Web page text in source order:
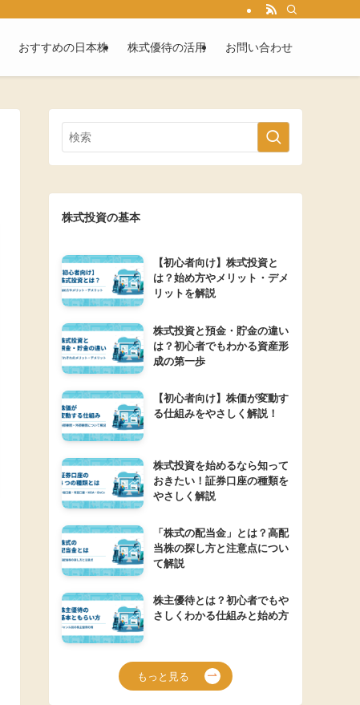
おすすめの日本株 株式優待の活用 お問い合わせ
株式投資の基本
【初心者向け】株式投資と
は？始め方やメリット・デメ
リットを解説
株式投資と預金・貯金の違い
は？初心者でもわかる資産形
成の第一歩
【初心者向け】株価が変動す
る仕組みをやさしく解説！
株式投資を始めるなら知って
おきたい！証券口座の種類を
やさしく解説
「株式の配当金」とは？高配
当株の探し方と注意点につい
て解説
株主優待とは？初心者でもや
さしくわかる仕組みと始め方
もっと見る